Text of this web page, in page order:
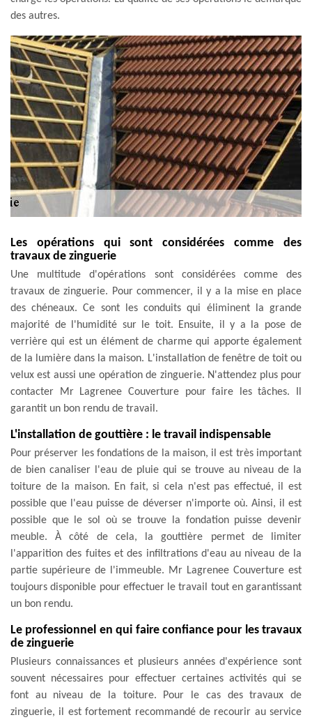
des autres.
Les opérations qui sont considérées comme des
travaux de zinguerie
Une multitude d'opérations sont considérées comme des
travaux de zinguerie. Pour commencer, il y a la mise en place
des chéneaux. Ce sont les conduits qui éliminent la grande
majorité de l'humidité sur le toit. Ensuite, il y a la pose de
verrière qui est un élément de charme qui apporte également
de la lumière dans la maison. L'installation de fenêtre de toit ou
velux est aussi une opération de zinguerie. N'attendez plus pour
contacter Mr Lagrenee Couverture pour faire les tâches. Il
garantit un bon rendu de travail.
L'installation de gouttière : le travail indispensable
Pour préserver les fondations de la maison, il est très important
de bien canaliser l'eau de pluie qui se trouve au niveau de la
toiture de la maison. En fait, si cela n'est pas effectué, il est
possible que l'eau puisse de déverser n'importe où. Ainsi, il est
possible que le sol où se trouve la fondation puisse devenir
meuble. À côté de cela, la gouttière permet de limiter
l'apparition des fuites et des infiltrations d'eau au niveau de la
partie supérieure de l'immeuble. Mr Lagrenee Couverture est
toujours disponible pour effectuer le travail tout en garantissant
un bon rendu.
Le professionnel en qui faire confiance pour les travaux
de zinguerie
Plusieurs connaissances et plusieurs années d'expérience sont
souvent nécessaires pour effectuer certaines activités qui se
font au niveau de la toiture. Pour le cas des travaux de
zinguerie, il est fortement recommandé de recourir au service